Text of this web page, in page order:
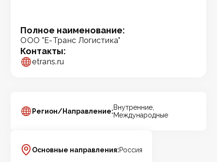
Полное наименование:
ООО "Е-Транс Логистика"
Контакты:
etrans.ru
Регион/Направление:Внутренние,
Международные
Основные направления:Россия